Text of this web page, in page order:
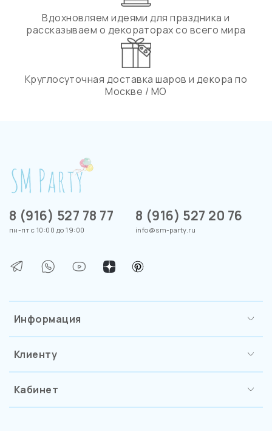
Вдохновляем идеями для праздника и
рассказываем о декораторах со всего мира
Круглосуточная доставка шаров и декора по
Москве / МО
Информация
Клиенту
Кабинет
8 (916) 527 78 77
пн-пт с 10:00 до 19:00
8 (916) 527 20 76
info@sm-party.ru